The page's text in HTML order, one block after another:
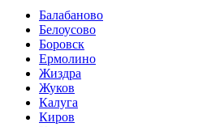
Балабаново
Белоусово
Боровск
Ермолино
Жиздра
Жуков
Калуга
Киров